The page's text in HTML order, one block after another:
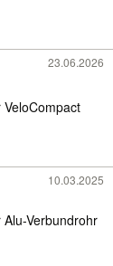
23.06.2026
10.03.2025
Verbundrohr